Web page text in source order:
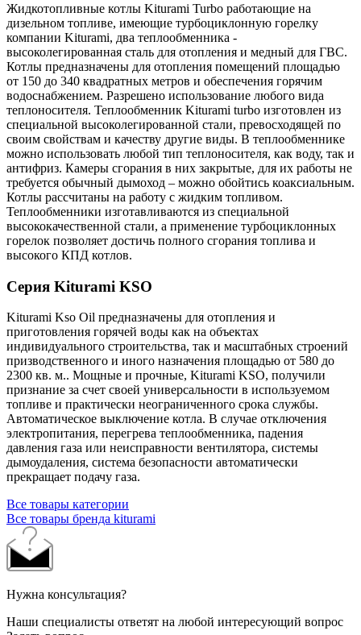
Жидкотопливные котлы Kiturami Turbo работающие на
дизельном топливе, имеющие турбоциклонную горелку
компании Kiturami, два теплообменника -
высоколегированная сталь для отопления и медный для ГВС.
Котлы предназначены для отопления помещений площадью
от 150 до 340 квадратных метров и обеспечения горячим
водоснабжением. Разрешено использование любого вида
теплоносителя. Теплообменник Kiturami turbo изготовлен из
специальной высоколегированной стали, превосходящей по
своим свойствам и качеству другие виды. В теплообменнике
можно использовать любой тип теплоносителя, как воду, так и
антифриз. Камеры сгорания в них закрытые, для их работы не
требуется обычный дымоход – можно обойтись коаксиальным.
Котлы рассчитаны на работу с жидким топливом.
Теплообменники изготавливаются из специальной
высококачественной стали, а применение турбоциклонных
горелок позволяет достичь полного сгорания топлива и
высокого КПД котлов.
Серия Kiturami KSO
Kiturami Kso Oil предназначены для отопления и
приготовления горячей воды как на объектах
индивидуального строительства, так и масштабных строений
призводственного и иного назначения площадью от 580 до
2300 кв. м.. Мощные и прочные, Kiturami KSO, получили
признание за счет своей универсальности в используемом
топливе и практически неограниченного срока службы.
Автоматическое выключение котла. В случае отключения
электропитания, перегрева теплообменника, падения
давления газа или неисправности вентилятора, системы
дымоудаления, система безопасности автоматически
прекращает подачу газа.
Все товары категории
Все товары бренда kiturami
Нужна консультация?
Наши специалисты ответят на любой интересующий вопрос